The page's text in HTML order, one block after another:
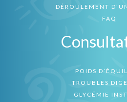
DÉROULEMENT
FAQ
POIDS
TROUBLES
GLYCÉMIE